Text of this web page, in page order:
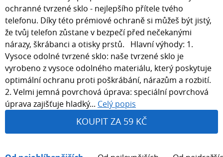
ochranné tvrzené sklo - nejlepšího přítele tvého
telefonu. Díky této prémiové ochraně si můžeš být jistý,
že tvůj telefon zůstane v bezpečí před nečekanými
nárazy, škrábanci a otisky prstů. Hlavní výhody: 1.
Vysoce odolné tvrzené sklo: naše tvrzené sklo je
vyrobeno z vysoce odolného materiálu, který poskytuje
optimální ochranu proti poškrábání, nárazům a rozbití.
2. Velmi jemná povrchová úprava: speciální povrchová
úprava zajišťuje hladký... Celý popis
KOUPIT ZA 59 KČ